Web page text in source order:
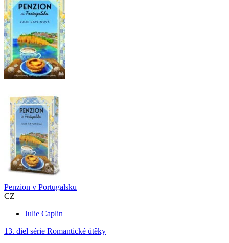
Penzion v Portugalsku
CZ
Julie Caplin
13. diel série Romantické útěky